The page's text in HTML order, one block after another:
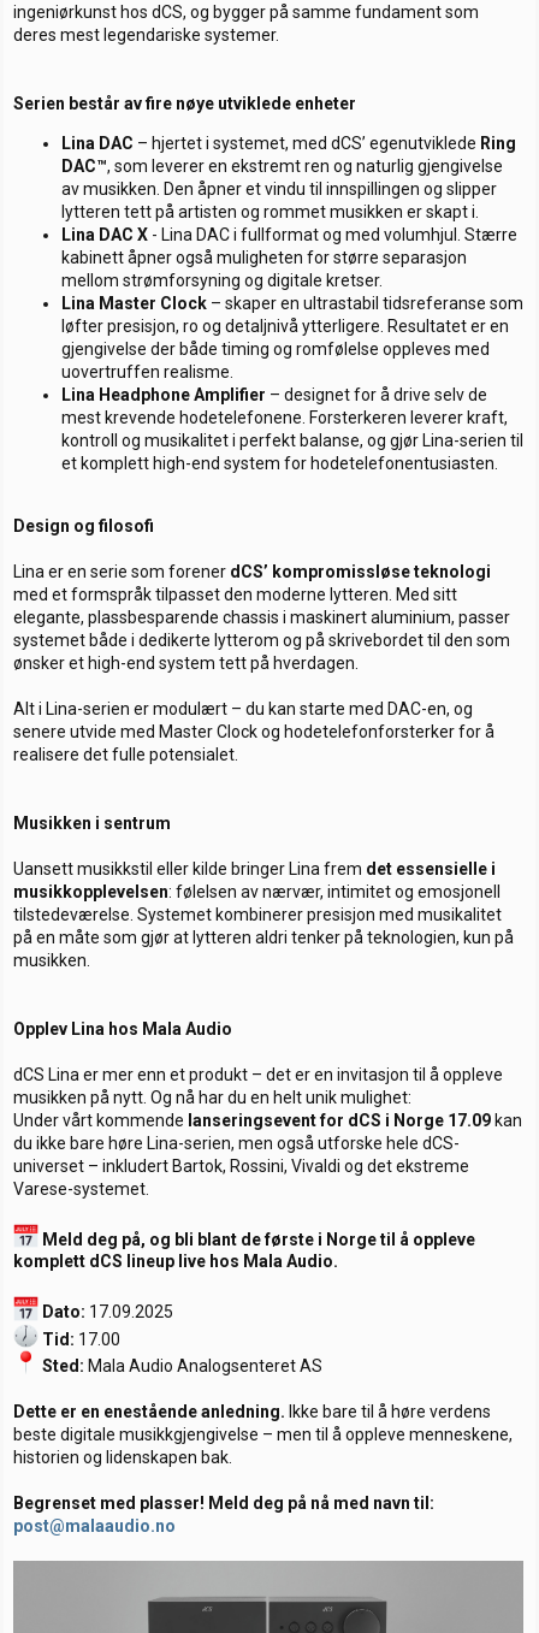
ingeniørkunst hos dCS, og bygger på samme fundament som
deres mest legendariske systemer.
Serien består av fire nøye utviklede enheter
Lina DAC – hjertet i systemet, med dCS’ egenutviklede Ring
DAC™, som leverer en ekstremt ren og naturlig gjengivelse
av musikken. Den åpner et vindu til innspillingen og slipper
lytteren tett på artisten og rommet musikken er skapt i.
Lina DAC X - Lina DAC i fullformat og med volumhjul. Stærre
kabinett åpner også muligheten for større separasjon
mellom strømforsyning og digitale kretser.
Lina Master Clock – skaper en ultrastabil tidsreferanse som
løfter presisjon, ro og detaljnivå ytterligere. Resultatet er en
gjengivelse der både timing og romfølelse oppleves med
uovertruffen realisme.
Lina Headphone Amplifier – designet for å drive selv de
mest krevende hodetelefonene. Forsterkeren leverer kraft,
kontroll og musikalitet i perfekt balanse, og gjør Lina-serien til
et komplett high-end system for hodetelefonentusiasten.
Design og filosofi
Lina er en serie som forener dCS’ kompromissløse teknologi
med et formspråk tilpasset den moderne lytteren. Med sitt
elegante, plassbesparende chassis i maskinert aluminium, passer
systemet både i dedikerte lytterom og på skrivebordet til den som
ønsker et high-end system tett på hverdagen.
Alt i Lina-serien er modulært – du kan starte med DAC-en, og
senere utvide med Master Clock og hodetelefonforsterker for å
realisere det fulle potensialet.
Musikken i sentrum
Uansett musikkstil eller kilde bringer Lina frem det essensielle i
musikkopplevelsen: følelsen av nærvær, intimitet og emosjonell
tilstedeværelse. Systemet kombinerer presisjon med musikalitet
på en måte som gjør at lytteren aldri tenker på teknologien, kun på
musikken.
Opplev Lina hos Mala Audio
dCS Lina er mer enn et produkt – det er en invitasjon til å oppleve
musikken på nytt. Og nå har du en helt unik mulighet:
Under vårt kommende lanseringsevent for dCS i Norge 17.09 kan
du ikke bare høre Lina-serien, men også utforske hele dCS-
universet – inkludert Bartok, Rossini, Vivaldi og det ekstreme
Varese-systemet.
Meld deg på, og bli blant de første i Norge til å oppleve
komplett dCS lineup live hos Mala Audio.
Dato: 17.09.2025
Tid: 17.00
Sted: Mala Audio Analogsenteret AS
Dette er en enestående anledning. Ikke bare til å høre verdens
beste digitale musikkgjengivelse – men til å oppleve menneskene,
historien og lidenskapen bak.
Begrenset med plasser! Meld deg på nå med navn til:
post@malaaudio.no